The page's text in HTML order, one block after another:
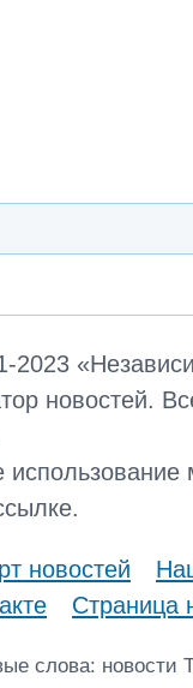
2023
новостей.
новостей
Страница
слова: новости